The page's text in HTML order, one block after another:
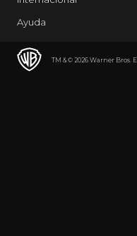
TM & © 2026 Warner Bros.
Ayuda